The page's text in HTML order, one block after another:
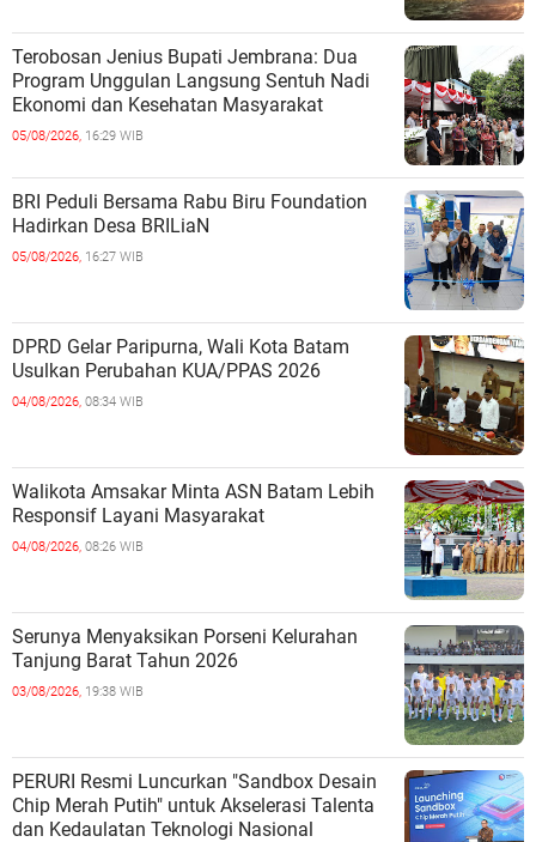
Terobosan Jenius Bupati Jembrana: Dua
Program Unggulan Langsung Sentuh Nadi
Ekonomi dan Kesehatan Masyarakat
05/08/2026, 16:29 WIB
BRI Peduli Bersama Rabu Biru Foundation
Hadirkan Desa BRILiaN
05/08/2026, 16:27 WIB
DPRD Gelar Paripurna, Wali Kota Batam
Usulkan Perubahan KUA/PPAS 2026
04/08/2026, 08:34 WIB
Walikota Amsakar Minta ASN Batam Lebih
Responsif Layani Masyarakat
04/08/2026, 08:26 WIB
Serunya Menyaksikan Porseni Kelurahan
Tanjung Barat Tahun 2026
03/08/2026, 19:38 WIB
PERURI Resmi Luncurkan "Sandbox Desain
Chip Merah Putih" untuk Akselerasi Talenta
dan Kedaulatan Teknologi Nasional